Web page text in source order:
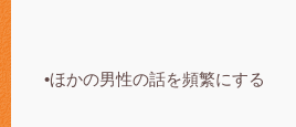
•ほかの男性の話を頻繁にする